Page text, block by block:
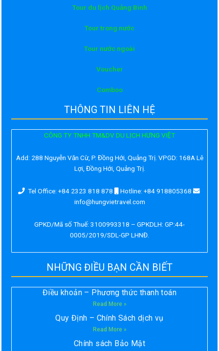
Tour du lịch Quảng Bình
Tour trong nước
Tour nước ngoài
Voucher
Comboo
THÔNG TIN LIÊN HỆ
CÔNG TY TNHH TM&DV DU LỊCH HƯNG VIỆT
Add: 288 Nguyễn Văn Cừ, P. Đồng Hới, Quảng Trị. VPGD: 168A Lê
Lợi, Đồng Hới, Quảng Trị.
Tel Office: +84 2323 818 878
Hotline: +84 918805368
info@hungvietravel.com
GPKD/Mã số Thuế: 3100993318 – GPKDLH: GP:44-
0005/2019/SDL-GP LHNĐ.
NHỮNG ĐIỀU BẠN CẦN BIẾT
Điều khoản – Phương thức thanh toán
Read More »
Quy Định – Chính Sách dịch vụ
Read More »
Chính sách Bảo Mật